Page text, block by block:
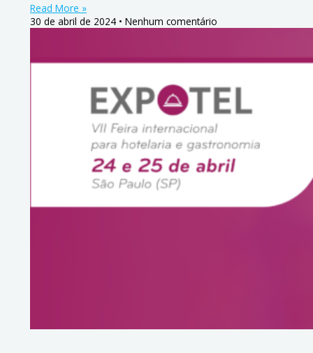
Read More »
30 de abril de 2024
Nenhum comentário